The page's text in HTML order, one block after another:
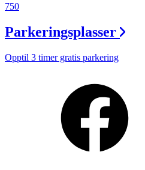
750
Parkeringsplasser
Opptil 3 timer gratis parkering